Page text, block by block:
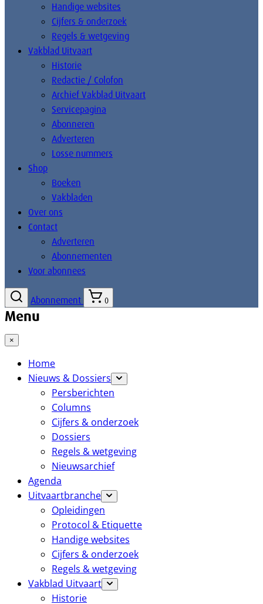
Handige websites
Cijfers & onderzoek
Regels & wetgeving
Vakblad Uitvaart
Historie
Redactie / Colofon
Archief Vakblad Uitvaart
Servicepagina
Abonneren
Adverteren
Losse nummers
Shop
Boeken
Vakbladen
Over ons
Contact
Adverteren
Abonnementen
Voor abonnees
Abonnement 0
Menu
×
Home
Nieuws & Dossiers
Persberichten
Columns
Cijfers & onderzoek
Dossiers
Regels & wetgeving
Nieuwsarchief
Agenda
Uitvaartbranche
Opleidingen
Protocol & Etiquette
Handige websites
Cijfers & onderzoek
Regels & wetgeving
Vakblad Uitvaart
Historie